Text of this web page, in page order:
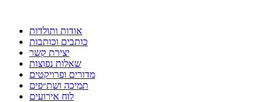
אודות ותולדות
כותבים וכותבות
יצירת קשר
שאלות נפוצות
מדורים ופרויקטים
תמיכה ושת״פים
לוח אירועים